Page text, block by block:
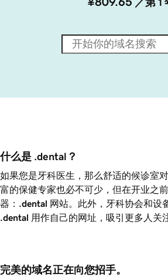
／第 1
什么是 .dental？
如果您是牙科医生，那么舒适的候诊室
富的保健专家也必不可少，但在开业之
器： .dental 网站。此外，牙科协会和设
.dental 用作自己的网址，吸引更多人关
完美的域名正在向您招手。